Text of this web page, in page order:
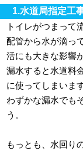
1.水道局指定工
トイレがつまって
配管から水が滴っ
活にも大きな影響
漏水すると水道料
に使ってしまいます
わずかな漏水でも
う。
もっとも、水回り